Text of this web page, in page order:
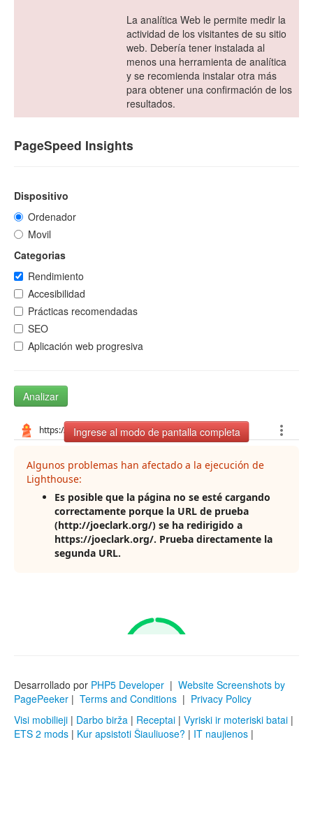
La analítica Web le permite medir la
actividad de los visitantes de su sitio
web. Debería tener instalada al
menos una herramienta de analítica
y se recomienda instalar otra más
para obtener una confirmación de los
resultados.
PageSpeed Insights
Dispositivo
Ordenador
Movil
Categorias
Rendimiento
Accesibilidad
Prácticas recomendadas
SEO
Aplicación web progresiva
Analizar
Ingrese al modo de pantalla completa
Desarrollado por PHP5 Developer | Website Screenshots by
PagePeeker | Terms and Conditions | Privacy Policy
Visi mobilieji | Darbo birža | Receptai | Vyriski ir moteriski batai |
ETS 2 mods | Kur apsistoti Šiauliuose? | IT naujienos |